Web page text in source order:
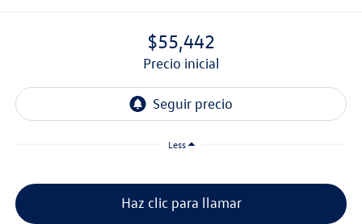
$55,442
precio inicial
Less
Haz clic para llamar